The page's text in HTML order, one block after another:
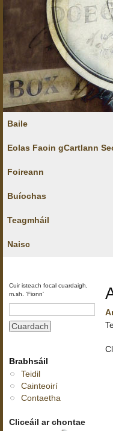
Baile
Eolas Faoin gCartlann
Foireann
Buíochas
Teagmháil
Naisc
Cuir isteach focal cuardaigh,
m.sh. 'Fionn'
Brabhsáil
Teidil
Cainteoirí
Contaetha
Cliceáil ar chontae